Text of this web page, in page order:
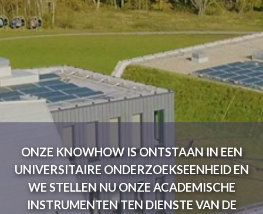
ONZE KNOWHOW IS ONTSTAAN IN EEN
UNIVERSITAIRE ONDERZOEKSEENHEID EN
WE STELLEN NU ONZE ACADEMISCHE
INSTRUMENTEN TEN DIENSTE VAN DE